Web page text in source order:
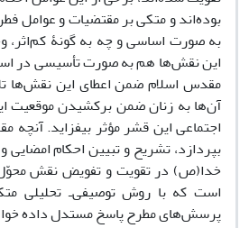
بوده‌اند و متکی بر مقتضیات و عوامل
به صورت اساسی و چه به گونۀ کم‌اثر،
این نقش‌ها هم به صورت تأسیسی در
مقدس اسلام ضمن اعطای این نقش‌ها
آن‌ها به زنان ضمن برکشیدن موقعیت
اجتماعی این قشر مؤثر بیفزاید. آنچه
بپردازد، تشریح و تبیین احکام
‌خدا(ص) در تقویت و تفویض نقش محوّل
است که با روش توصیفی‌ـ تحلیلی
پرسش‌های مطرح پاسخ مستدل داده